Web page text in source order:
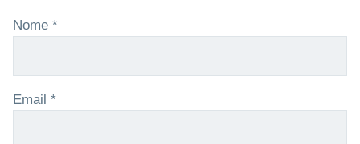
Nome *
Email *